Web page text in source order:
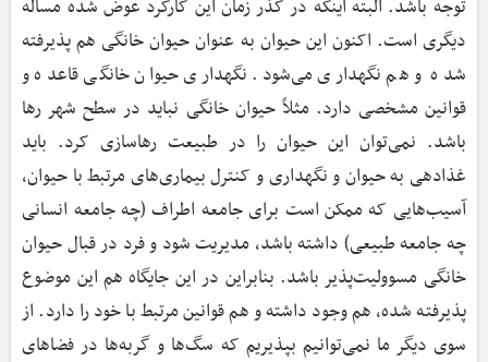
توجه باشد. البته اینکه در گذر زمان این کارکرد عوض ‌شده مساله
دیگری است. اکنون این حیوان به عنوان حیوان خانگی هم پذیرفته
شده و هم نگهداری می‌شود. نگهداری حیوان خانگی قاعده و
قوانین مشخصی دارد. مثلاً حیوان خانگی نباید در سطح شهر رها
باشد. نمی‌توان این حیوان را در طبیعت رهاسازی کرد. باید
غذادهی به حیوان و نگهداری و کنترل بیماری‌های مرتبط با حیوان،
آسیب‌هایی که ممکن است برای جامعه اطراف (چه جامعه انسانی
چه جامعه طبیعی) داشته باشد، مدیریت شود و فرد در قبال حیوان
خانگی مسوولیت‌پذیر باشد. بنابراین در این جایگاه هم این موضوع
پذیرفته ‌شده، هم وجود داشته و هم قوانین مرتبط با خود را دارد. از
سوی دیگر ما نمی‌توانیم بپذیریم که سگ‌ها و گربه‌ها در فضاهای